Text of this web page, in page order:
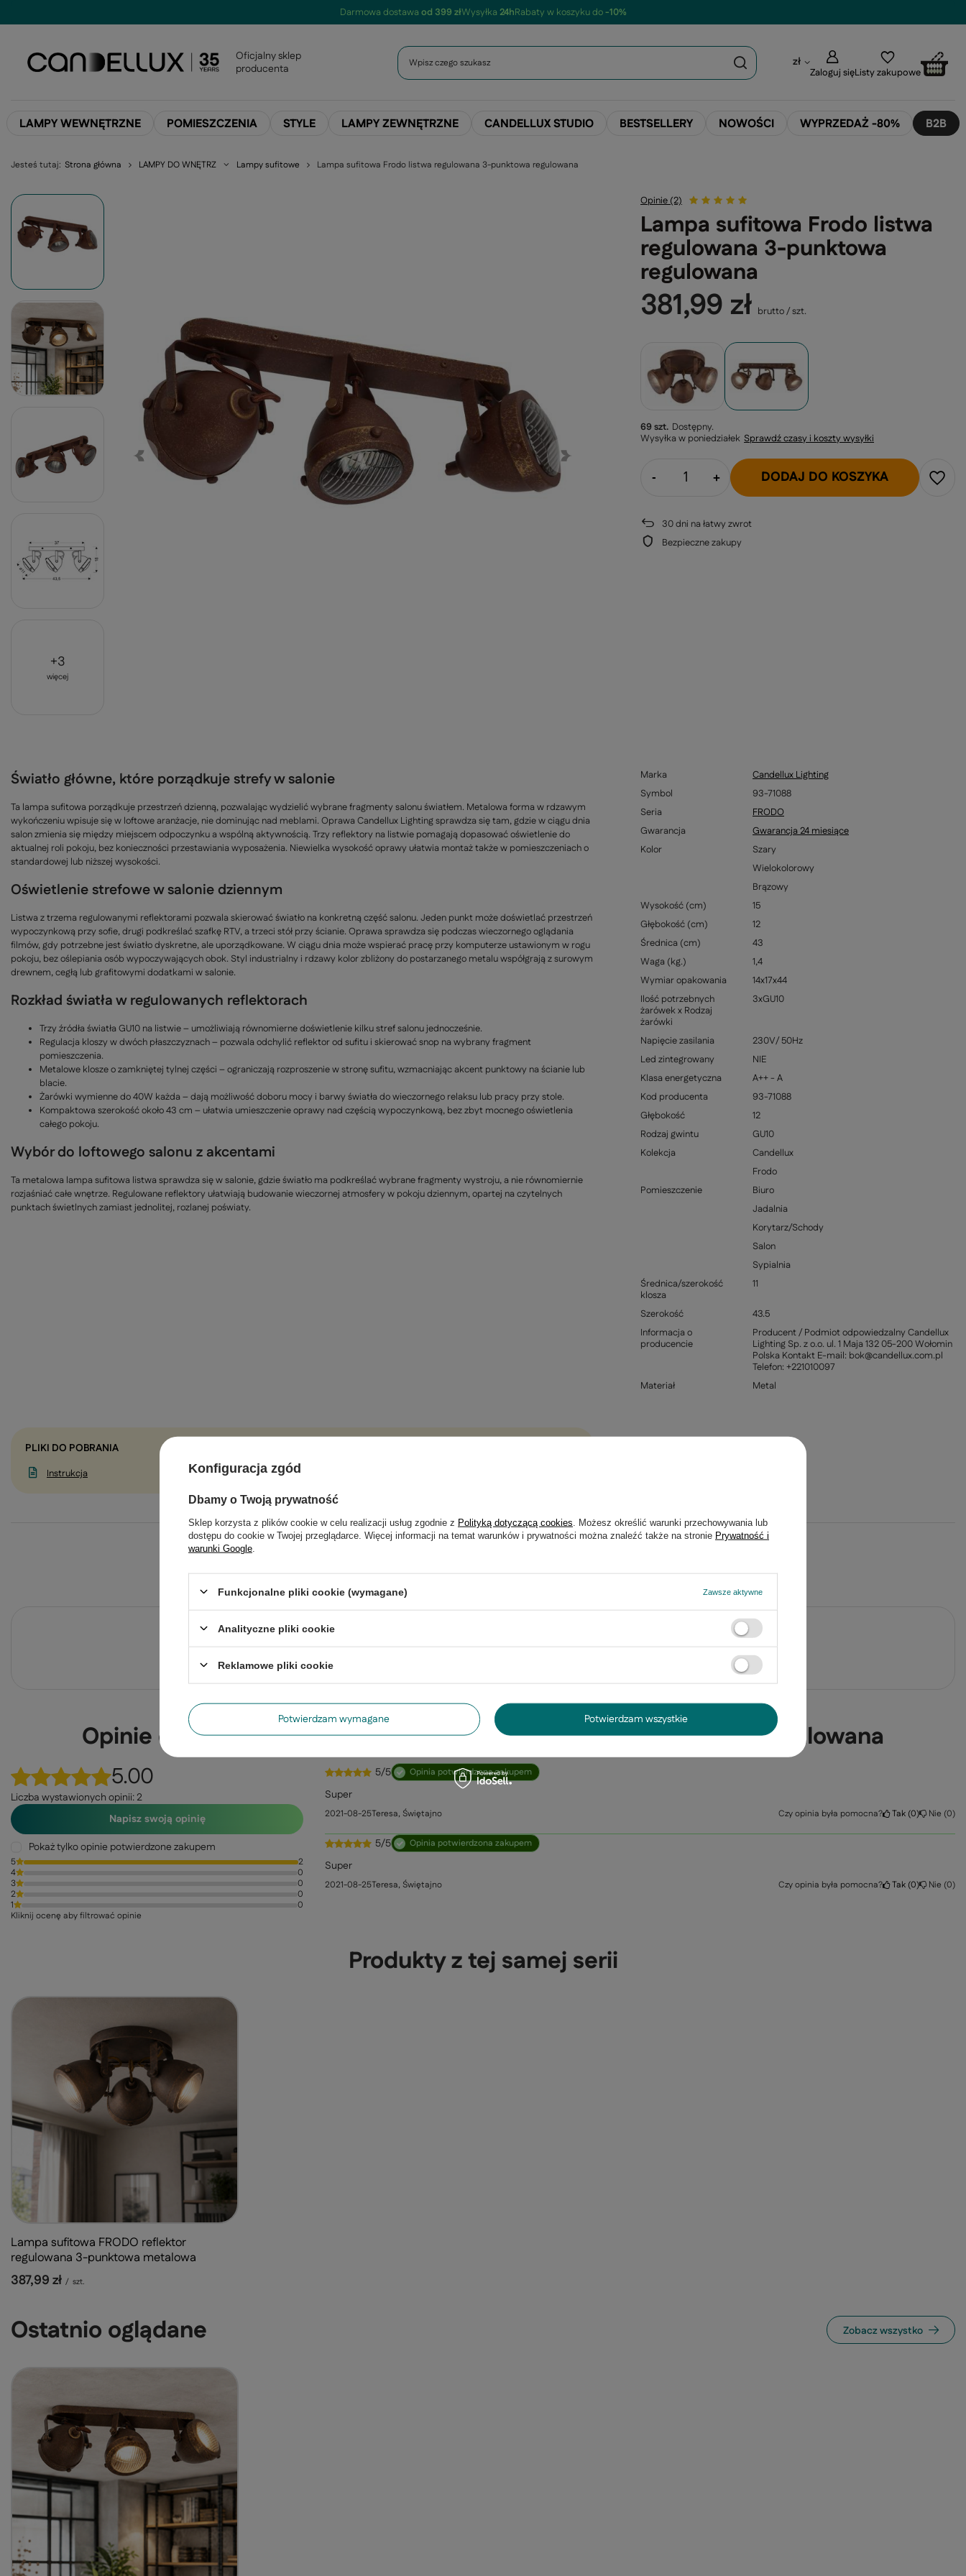
Darmowa dostawa od 399 złWysyłka 24hRabaty w koszyku do-10%
Oficjalny sklep
producenta
zł
Zaloguj sięListy zakupowe
LAMPY WEWNĘTRZNE POMIESZCZENIA STYLE LAMPY ZEWNĘTRZNE CANDELLUX STUDIO BESTSELLERY NOWOŚCI WYPRZEDAŻ -80% B2B
Jesteś tutaj: Strona główna LAMPY DO WNĘTRZ Lampy sufitowe Lampa sufitowa Frodo listwa regulowana 3-punktowa regulowana
+3
więcej
Opinie (2)
Lampa sufitowa Frodo listwa
regulowana 3-punktowa
regulowana
69 szt. Dostępny
Wysyłkaw poniedziałek Sprawdź czasy i koszty wysyłki
381,99 zł brutto/szt.
- + DODAJ DO KOSZYKA
30dni na łatwy zwrot
Bezpieczne zakupy
Światło główne, które porządkuje strefy w salonie
Ta lampa sufitowa porządkuje przestrzeń dzienną, pozwalając wydzielić wybrane fragmenty salonu światłem. Metalowa forma w rdzawym
wykończeniu wpisuje się w loftowe aranżacje, nie dominując nad meblami. Oprawa Candellux Lighting sprawdza się tam, gdzie w ciągu dnia
salon zmienia się między miejscem odpoczynku a wspólną aktywnością. Trzy reflektory na listwie pomagają dopasować oświetlenie do
aktualnej roli pokoju, bez konieczności przestawiania wyposażenia. Niewielka wysokość oprawy ułatwia montaż także w pomieszczeniach o
standardowej lub niższej wysokości.
Oświetlenie strefowe w salonie dziennym
Listwa z trzema regulowanymi reflektorami pozwala skierować światło na konkretną część salonu. Jeden punkt może doświetlać przestrzeń
wypoczynkową przy sofie, drugi podkreślać szafkę RTV, a trzeci stół przy ścianie. Oprawa sprawdza się podczas wieczornego oglądania
filmów, gdy potrzebne jest światło dyskretne, ale uporządkowane. W ciągu dnia może wspierać pracę przy komputerze ustawionym w rogu
pokoju, bez oślepiania osób wypoczywających obok. Styl industrialny i rdzawy kolor zbliżony do postarzanego metalu współgrają z surowym
drewnem, cegłą lub grafitowymi dodatkami w salonie.
Rozkład światła w regulowanych reflektorach
Trzy źródła światła GU10 na listwie – umożliwiają równomierne doświetlenie kilku stref salonu jednocześnie.
Regulacja kloszy w dwóch płaszczyznach – pozwala odchylić reflektor od sufitu i skierować snop na wybrany fragment
pomieszczenia.
Metalowe klosze o zamkniętej tylnej części – ograniczają rozproszenie w stronę sufitu, wzmacniając akcent punktowy na ścianie lub
blacie.
Żarówki wymienne do 40W każda – dają możliwość doboru mocy i barwy światła do wieczornego relaksu lub pracy przy stole.
Kompaktowa szerokość około 43 cm – ułatwia umieszczenie oprawy nad częścią wypoczynkową, bez zbyt mocnego oświetlenia
całego pokoju.
Wybór do loftowego salonu z akcentami
Ta metalowa lampa sufitowa listwa sprawdza się w salonie, gdzie światło ma podkreślać wybrane fragmenty wystroju, a nie równomiernie
rozjaśniać całe wnętrze. Regulowane reflektory ułatwiają budowanie wieczornej atmosfery w pokoju dziennym, opartej na czytelnych
punktach świetlnych zamiast jednolitej, rozlanej poświaty.
Marka
Candellux Lighting
Symbol
93-71088
Seria
FRODO
Gwarancja
Gwarancja 24 miesiące
Kolor
Szary
Wielokolorowy
Brązowy
Wysokość (cm)
15
Głębokość (cm)
12
Średnica (cm)
43
Waga (kg.)
1,4
Wymiar opakowania
14x17x44
Ilość potrzebnych
żarówek x Rodzaj
żarówki
3xGU10
Napięcie zasilania
230V/ 50Hz
Led zintegrowany
NIE
Klasa energetyczna
A++ - A
Kod producenta
93-71088
Głębokość
12
Rodzaj gwintu
GU10
Kolekcja
Candellux
Frodo
Pomieszczenie
Biuro
Jadalnia
Korytarz/Schody
Salon
Sypialnia
Średnica/szerokość
klosza
11
Szerokość
43.5
Informacja o
producencie
Producent / Podmiot odpowiedzalny Candellux
Lighting Sp. z o.o. ul. 1 Maja 132 05-200 Wołomin
Polska Kontakt E-mail: bok@candellux.com.pl
Telefon: +221010097
Materiał
Metal
PLIKI DO POBRANIA
Instrukcja
Potrzebujesz pomocy? Masz pytania?
Opinie o Lampa sufitowa Frodo listwa regulowana 3-punktowa regulowana
5.00
Liczba wystawionych opinii: 2
Napisz swoją opinię
Pokaż tylko opinie potwierdzone zakupem
5
2
4
0
3
0
2
0
1
0
Kliknij ocenę aby filtrować opinie
5/5 Opinia potwierdzona zakupem
Super
2021-08-25Teresa, Świętajno Czy opinia była pomocna? Tak 0 Nie 0
5/5 Opinia potwierdzona zakupem
Super
2021-08-25Teresa, Świętajno Czy opinia była pomocna? Tak 0 Nie 0
Produkty z tej samej serii
Lampa sufitowa FRODO reflektor
regulowana 3-punktowa metalowa
387,99 zł / szt.
Ostatnio oglądane Zobacz wszystko
Konfiguracja zgód
Dbamy o Twoją prywatność
Sklep korzysta z plików cookie w celu realizacji usług zgodnie z Polityką dotyczącą cookies . Możesz określić warunki przechowywania lub
dostępu do cookie w Twojej przeglądarce. Więcej informacji na temat warunków i prywatności można znaleźć także na stronie Prywatność i
warunki Google
Funkcjonalne pliki cookie (wymagane) Zawsze aktywne
Analityczne pliki cookie
Reklamowe pliki cookie
Potwierdzam wymagane Potwierdzam wszystkie